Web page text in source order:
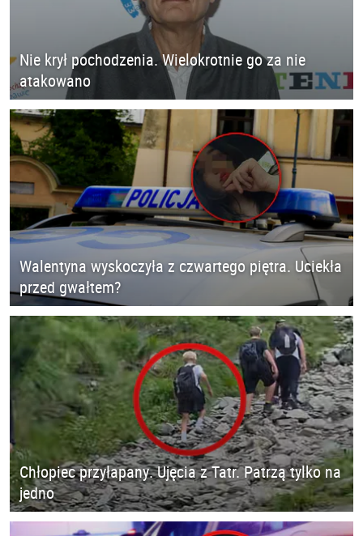
Nie krył pochodzenia. Wielokrotnie go za nie
atakowano
Walentyna wyskoczyła z czwartego piętra. Uciekła
przed gwałtem?
Chłopiec przyłapany. Ujęcia z Tatr. Patrzą tylko na
jedno